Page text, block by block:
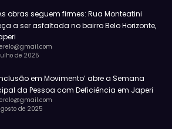
obras seguem firmes: Rua Monteatini
a ser asfaltada no bairro Belo Horizonte,
de 2025
em Movimento’ abre a Semana
da Pessoa com Deficiência em Japeri
de 2025